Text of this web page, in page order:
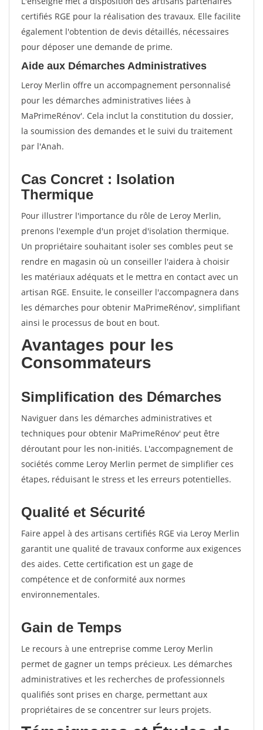
certifiés RGE pour la réalisation des travaux. Elle facilite
également l'obtention de devis détaillés, nécessaires
pour déposer une demande de prime.
Aide aux Démarches Administratives
Leroy Merlin offre un accompagnement personnalisé
pour les démarches administratives liées à
MaPrimeRénov'. Cela inclut la constitution du dossier,
la soumission des demandes et le suivi du traitement
par l'Anah.
Cas Concret : Isolation
Thermique
Pour illustrer l'importance du rôle de Leroy Merlin,
prenons l'exemple d'un projet d'isolation thermique.
Un propriétaire souhaitant isoler ses combles peut se
rendre en magasin où un conseiller l'aidera à choisir
les matériaux adéquats et le mettra en contact avec un
artisan RGE. Ensuite, le conseiller l'accompagnera dans
les démarches pour obtenir MaPrimeRénov', simplifiant
ainsi le processus de bout en bout.
Avantages pour les
Consommateurs
Simplification des Démarches
Naviguer dans les démarches administratives et
techniques pour obtenir MaPrimeRénov' peut être
déroutant pour les non-initiés. L'accompagnement de
sociétés comme Leroy Merlin permet de simplifier ces
étapes, réduisant le stress et les erreurs potentielles.
Qualité et Sécurité
Faire appel à des artisans certifiés RGE via Leroy Merlin
garantit une qualité de travaux conforme aux exigences
des aides. Cette certification est un gage de
compétence et de conformité aux normes
environnementales.
Gain de Temps
Le recours à une entreprise comme Leroy Merlin
permet de gagner un temps précieux. Les démarches
administratives et les recherches de professionnels
qualifiés sont prises en charge, permettant aux
propriétaires de se concentrer sur leurs projets.